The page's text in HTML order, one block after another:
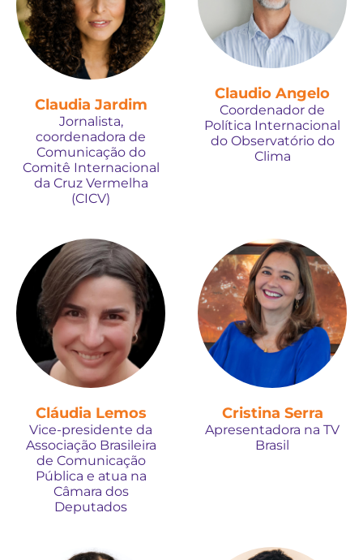
Claudia Jardim
Jornalista,
coordenadora de
Comunicação do
Comitê Internacional
da Cruz Vermelha
(CICV)
Claudio Angelo
Coordenador de
Política Internacional
do Observatório do
Clima
Cláudia Lemos
Vice-presidente da
Associação Brasileira
de Comunicação
Pública e atua na
Câmara dos
Deputados
Cristina Serra
Apresentadora na TV
Brasil